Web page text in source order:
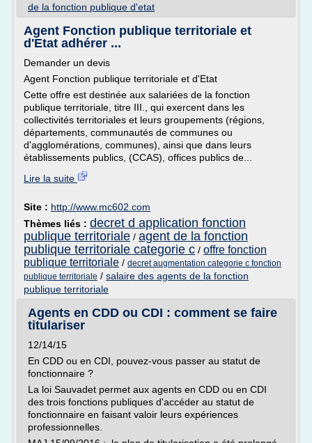
de la fonction publique d'etat
Agent Fonction publique territoriale et
d'Etat adhérer ...
Demander un devis
Agent Fonction publique territoriale et d'Etat
Cette offre est destinée aux salariées de la fonction
publique territoriale, titre III., qui exercent dans les
collectivités territoriales et leurs groupements (régions,
départements, communautés de communes ou
d'agglomérations, communes), ainsi que dans leurs
établissements publics, (CCAS), offices publics de...
Lire la suite
Site : http://www.mc602.com
Thèmes liés : decret d application fonction
publique territoriale / agent de la fonction
publique territoriale categorie c / offre fonction
publique territoriale / decret augmentation categorie c fonction
publique territoriale / salaire des agents de la fonction
publique territoriale
Agents en CDD ou CDI : comment se faire
titulariser
12/14/15
En CDD ou en CDI, pouvez-vous passer au statut de
fonctionnaire ?
La loi Sauvadet permet aux agents en CDD ou en CDI
des trois fonctions publiques d'accéder au statut de
fonctionnaire en faisant valoir leurs expériences
professionnelles.